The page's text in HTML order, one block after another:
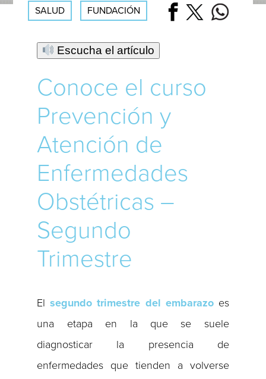
SALUD FUNDACIÓN
Escucha el artículo
Conoce el curso
Prevención y
Atención de
Enfermedades
Obstétricas –
Segundo
Trimestre
Elsegundo trimestre del embarazoes
una etapa en la que se suele
diagnosticar la presencia de
enfermedades que tienden a volverse